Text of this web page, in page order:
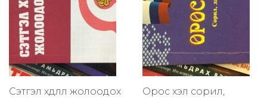
Сэтгэл хөдлөлөө жолоодох
Орос хэл сорил,